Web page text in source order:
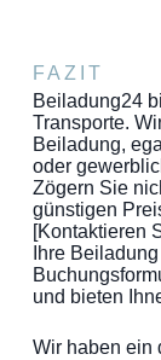
FAZIT
Beiladung24
Transporte.
Beiladung,
oder
Zögern Sie
günstigen
[Kontaktieren
Ihre
und bieten
Wir haben ein